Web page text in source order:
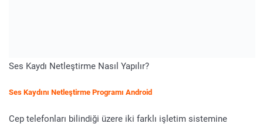
Ses Kaydı Netleştirme Nasıl Yapılır?
Ses Kaydını Netleştirme Programı Android
Cep telefonları bilindiği üzere iki farklı işletim sistemine